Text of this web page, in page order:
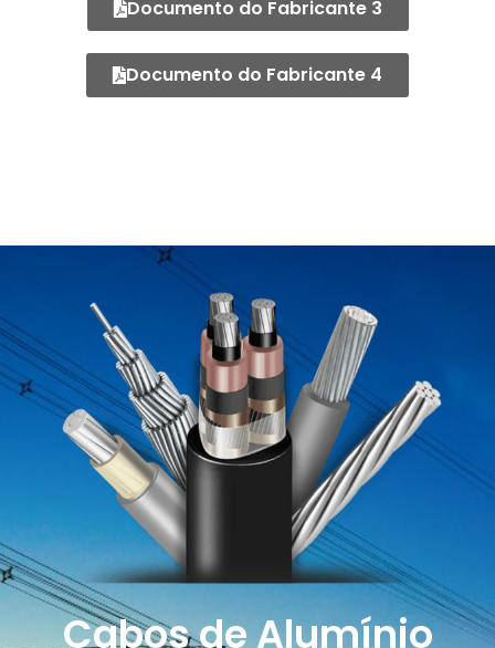
Documento do Fabricante 3
Documento do Fabricante 4
Cabos de Alumínio